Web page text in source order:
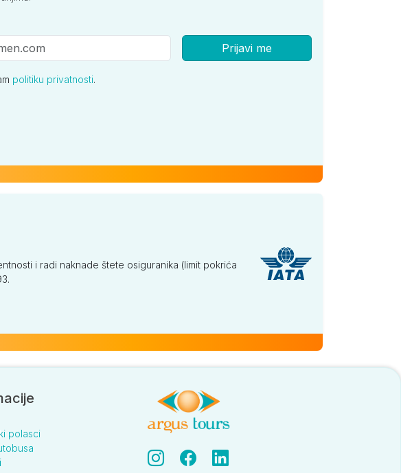
Prijavi me
politiku privatnosti.
i radi naknade štete osiguranika (limit pokrića
polasci